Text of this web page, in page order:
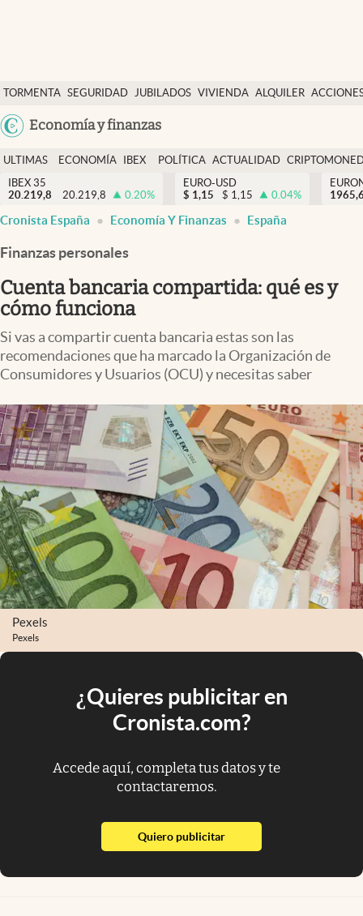
TORMENTA SEGURIDAD JUBILADOS VIVIENDA ALQUILER
USA
Economía y finanzas
Economía y finanzas
Política
Actualidad
Criptomonedas
España
ULTIMAS
NOTICIAS
ECONOMÍA
FINANZAS
IBEX
EURO
POLÍTICA ACTUALIDAD
IBEX 35
20.219,8
20.219,8 0.20%
EURO-USD
$ 1,15 $ 1,15 0.04%
Cronista España Economía Y Finanzas España
Finanzas personales
Cuenta bancaria compartida: qué es y
cómo funciona
Si vas a compartir cuenta bancaria estas son las
recomendaciones que ha marcado la Organización de
Consumidores y Usuarios (OCU) y necesitas saber
Pexels
Pexels
¿Quieres publicitar en
Cronista.com?
Accede aquí, completa tus datos y te
contactaremos.
Quiero publicitarabre en nueva pestaña